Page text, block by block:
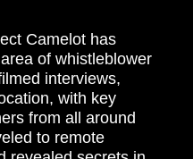
Camelot has
of whistleblower
interviews,
with key
from all around
to remote